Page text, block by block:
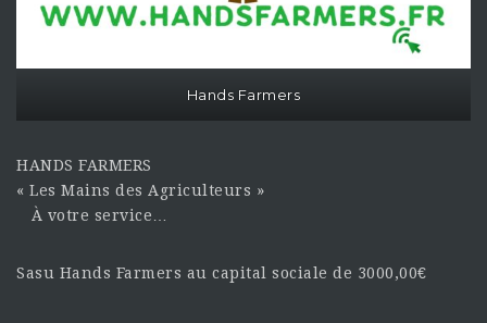
Hands Farmers
HANDS FARMERS
« Les Mains des Agriculteurs »
À votre service…
Sasu Hands Farmers au capital sociale de 3000,00€